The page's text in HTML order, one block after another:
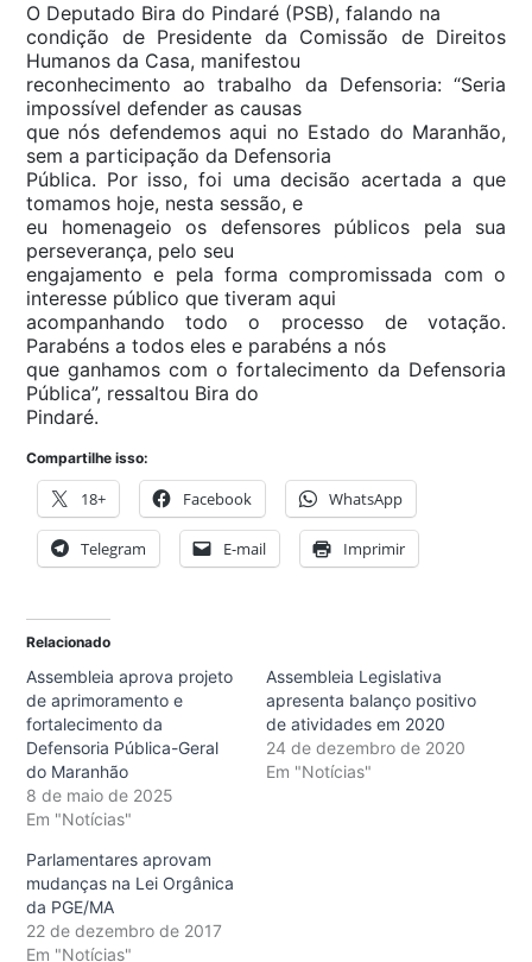
O Deputado Bira do Pindaré (PSB), falando na
condição de Presidente da Comissão de Direitos
Humanos da Casa, manifestou
reconhecimento ao trabalho da Defensoria: “Seria
impossível defender as causas
que nós defendemos aqui no Estado do Maranhão,
sem a participação da Defensoria
Pública. Por isso, foi uma decisão acertada a que
tomamos hoje, nesta sessão, e
eu homenageio os defensores públicos pela sua
perseverança, pelo seu
engajamento e pela forma compromissada com o
interesse público que tiveram aqui
acompanhando todo o processo de votação.
Parabéns a todos eles e parabéns a nós
que ganhamos com o fortalecimento da Defensoria
Pública”, ressaltou Bira do
Pindaré.
Compartilhe isso:
18+ Facebook WhatsApp
Telegram E-mail Imprimir
Relacionado
Assembleia aprova projeto
de aprimoramento e
fortalecimento da
Defensoria Pública-Geral
do Maranhão
8 de maio de 2025
Em "Notícias"
Assembleia Legislativa
apresenta balanço positivo
de atividades em 2020
24 de dezembro de 2020
Em "Notícias"
Parlamentares aprovam
mudanças na Lei Orgânica
da PGE/MA
22 de dezembro de 2017
Em "Notícias"